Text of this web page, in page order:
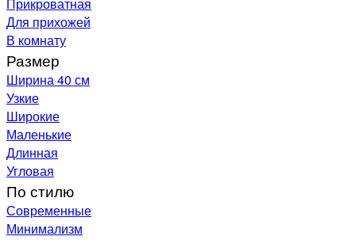
Для прихожей
В комнату
Размер
Ширина 40 см
Узкие
Широкие
Маленькие
Длинная
Угловая
По стилю
Современные
Минимализм